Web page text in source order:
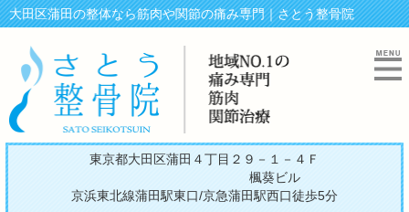
大田区蒲田の整体なら筋肉や関節の痛み専門｜さとう整骨院
東京都大田区蒲田４丁目２９－１－４Ｆ
楓葵ビル
京浜東北線蒲田駅東口/京急蒲田駅西口徒歩5分